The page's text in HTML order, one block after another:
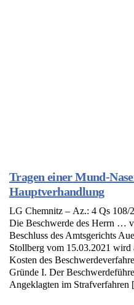
Tragen einer Mund-
Hauptverhandlung
LG Chemnitz – Az.: 4 Qs 108/
Die Beschwerde des Herrn …
Beschluss des Amtsgerichts
Stollberg vom 15.03.2021
Kosten des
Gründe I. Der
Angeklagten im Strafverfahren